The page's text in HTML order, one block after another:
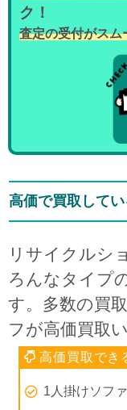
ク！
査定の受付がスム
高価で買取して
リサイクルシ
ろんなタイプ
す。多数の買
フが高価買取
1人掛けソファ